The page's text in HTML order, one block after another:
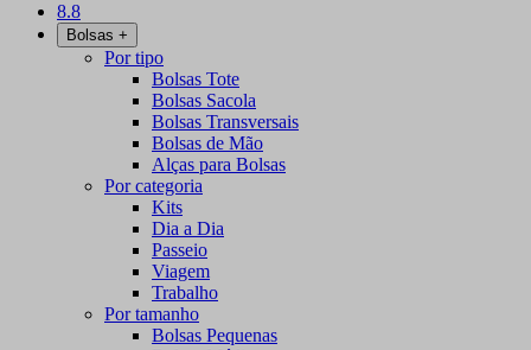
8.8
Bolsas +
Por tipo
Bolsas Tote
Bolsas Sacola
Bolsas Transversais
Bolsas de Mão
Alças para Bolsas
Por categoria
Kits
Dia a Dia
Passeio
Viagem
Trabalho
Por tamanho
Bolsas Pequenas